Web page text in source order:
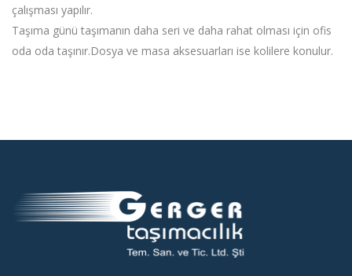
çalışması yapılır.
Taşıma günü taşımanın daha seri ve daha rahat olması için ofis
oda oda taşınır.Dosya ve masa aksesuarları ise kolilere konulur.